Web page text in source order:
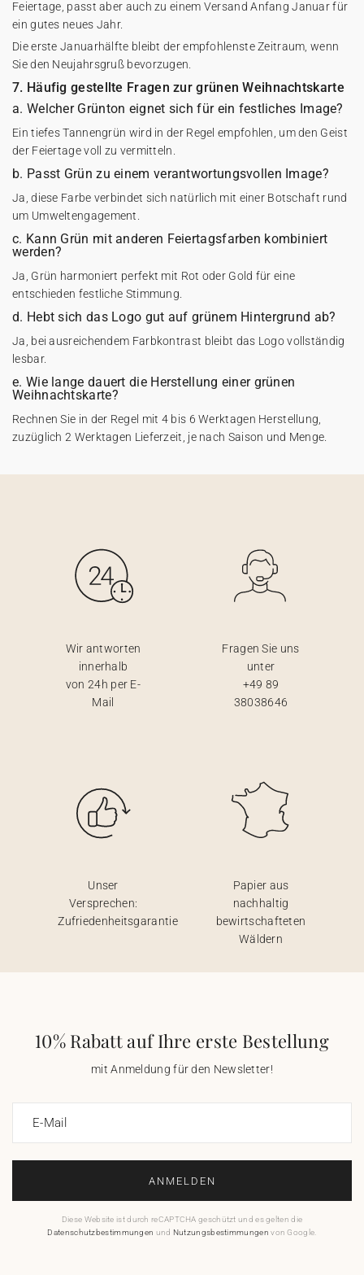
Feiertage, passt aber auch zu einem Versand Anfang Januar für
ein gutes neues Jahr.
Die erste Januarhälfte bleibt der empfohlenste Zeitraum, wenn
Sie den Neujahrsgruß bevorzugen.
7. Häufig gestellte Fragen zur grünen Weihnachtskarte
a. Welcher Grünton eignet sich für ein festliches Image?
Ein tiefes Tannengrün wird in der Regel empfohlen, um den Geist
der Feiertage voll zu vermitteln.
b. Passt Grün zu einem verantwortungsvollen Image?
Ja, diese Farbe verbindet sich natürlich mit einer Botschaft rund
um Umweltengagement.
c. Kann Grün mit anderen Feiertagsfarben kombiniert
werden?
Ja, Grün harmoniert perfekt mit Rot oder Gold für eine
entschieden festliche Stimmung.
d. Hebt sich das Logo gut auf grünem Hintergrund ab?
Ja, bei ausreichendem Farbkontrast bleibt das Logo vollständig
lesbar.
e. Wie lange dauert die Herstellung einer grünen
Weihnachtskarte?
Rechnen Sie in der Regel mit 4 bis 6 Werktagen Herstellung,
zuzüglich 2 Werktagen Lieferzeit, je nach Saison und Menge.
Wir antworten
innerhalb
von 24h per E-
Mail
Fragen Sie uns
unter
+49 89
38038646
Unser
Versprechen:
Zufriedenheitsgarantie
Papier aus
nachhaltig
bewirtschafteten
Wäldern
10% Rabatt auf Ihre erste Bestellung
mit Anmeldung für den Newsletter!
E-Mail
ANMELDEN
Diese Website ist durch reCAPTCHA geschützt und es gelten die
Datenschutzbestimmungen und Nutzungsbestimmungen von Google.